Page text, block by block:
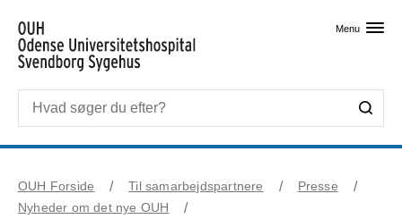
Menu
OUH Forside Til samarbejdspartnere
Presse
Nyheder om det nye OUH